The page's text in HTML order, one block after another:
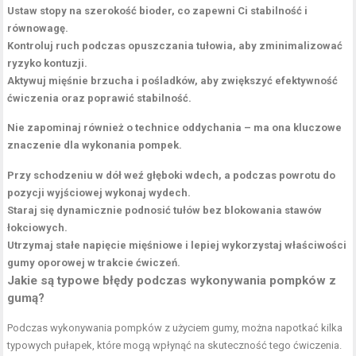
Ustaw stopy na szerokość bioder, co zapewni Ci stabilność i
równowagę.
Kontroluj ruch podczas opuszczania tułowia, aby zminimalizować
ryzyko kontuzji.
Aktywuj mięśnie brzucha i pośladków, aby zwiększyć efektywność
ćwiczenia oraz poprawić stabilność.
Nie zapominaj również o technice oddychania – ma ona kluczowe
znaczenie dla wykonania pompek.
Przy schodzeniu w dół weź głęboki wdech, a podczas powrotu do
pozycji wyjściowej wykonaj wydech.
Staraj się dynamicznie podnosić tułów bez blokowania stawów
łokciowych.
Utrzymaj stałe napięcie mięśniowe i lepiej wykorzystaj właściwości
gumy oporowej w trakcie ćwiczeń.
Jakie są typowe błędy podczas wykonywania pompków z
gumą?
Podczas wykonywania pompków z użyciem gumy, można napotkać kilka
typowych pułapek, które mogą wpłynąć na skuteczność tego ćwiczenia.